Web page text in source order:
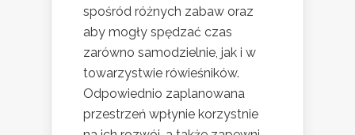
spośród różnych zabaw oraz
aby mogły spędzać czas
zarówno samodzielnie, jak i w
towarzystwie rówieśników.
Odpowiednio zaplanowana
przestrzeń wpłynie korzystnie